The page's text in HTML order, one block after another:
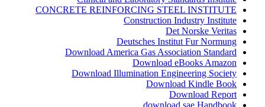
CONCRETE REINFORCING STEEL INSTITUTE
Construction Industry Institute
Det Norske Veritas
Deutsches Institut Fur Normung
Download America Gas Association Standard
Download eBooks Amazon
Download Illumination Engineering Society
Download Kindle Book
Download Report